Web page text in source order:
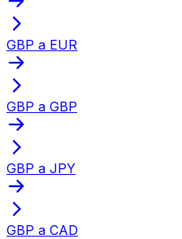
GBP a EUR
GBP a GBP
GBP a JPY
GBP a CAD